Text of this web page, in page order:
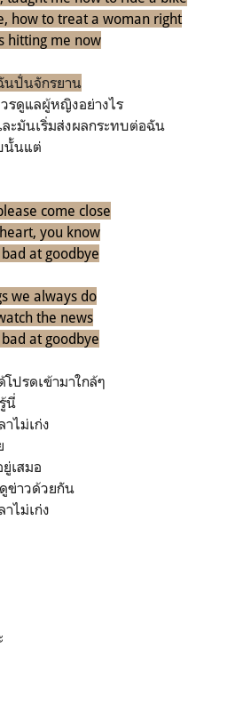
how to treat a woman right
hitting me now
ปั่นจักรยาน
รดูแลผู้หญิงอย่างไร
ะมันเริ่มส่งผลกระทบต่อฉัน
นั้นแต่
come close
you know
at goodbye
we always do
the news
at goodbye
ปรดเข้ามาใกล้ๆ
นี่
ไม่เก่ง
เสมอ
ข่าวด้วยกัน
ไม่เก่ง